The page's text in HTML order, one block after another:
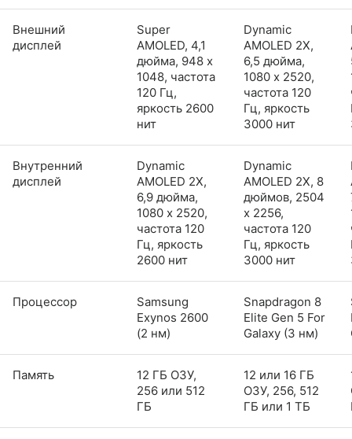
Внешний
дисплей
Super
AMOLED, 4,1
дюйма, 948 x
1048, частота
120 Гц,
яркость 2600
нит
Dynamic
AMOLED 2X,
6,5 дюйма,
1080 x 2520,
частота 120
Гц, яркость
3000 нит
Внутренний
дисплей
Dynamic
AMOLED 2X,
6,9 дюйма,
1080 x 2520,
частота 120
Гц, яркость
2600 нит
Dynamic
AMOLED 2X, 8
дюймов, 2504
x 2256,
частота 120
Гц, яркость
3000 нит
Процессор
Samsung
Exynos 2600
(2 нм)
Snapdragon 8
Elite Gen 5 For
Galaxy (3 нм)
Память
12 ГБ ОЗУ,
256 или 512
ГБ
12 или 16 ГБ
ОЗУ, 256, 512
ГБ или 1 ТБ